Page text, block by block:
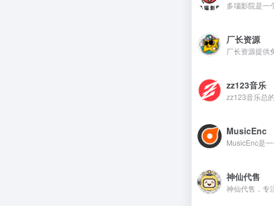
厂长资源
zz123音乐
MusicEnc
神仙代售